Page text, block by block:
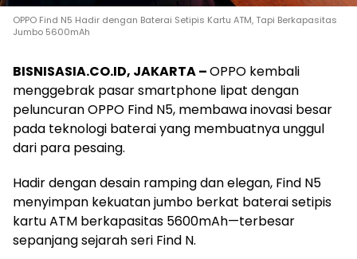
OPPO Find N5 Hadir dengan Baterai Setipis Kartu ATM, Tapi Berkapasitas
Jumbo 5600mAh
BISNISASIA.CO.ID, JAKARTA –OPPO kembali
menggebrak pasar smartphone lipat dengan
peluncuran OPPO Find N5, membawa inovasi besar
pada teknologi baterai yang membuatnya unggul
dari para pesaing.
Hadir dengan desain ramping dan elegan, Find N5
menyimpan kekuatan jumbo berkat baterai setipis
kartu ATM berkapasitas 5600mAh—terbesar
sepanjang sejarah seri Find N.